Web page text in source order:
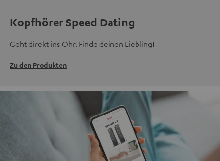
Kopfhörer Speed Dating
Geht direkt ins Ohr. Finde deinen Liebling!
Zu den Produkten